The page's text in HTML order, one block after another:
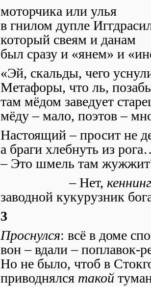
моторчика или улья
в гнилом дупле
который свеям и данам
был сразу и «янем» и
«Эй, скальды, чего
Метафоры, что ль,
там мёдом заведует
мёду – мало, поэтов –
Настоящий – просит не
а браги хлебнуть из
– Это шмель там
– Нет, кеннинг
заводной кукурузник
3
Проснулся: всё в доме
вон – вдали – поплавок-
Но не было, чтоб в
приводнялся такой